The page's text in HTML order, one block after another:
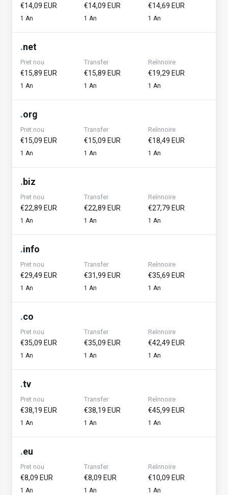
€14,09 EUR
1 An
€14,09 EUR
1 An
€14,69 EUR
1 An
.net
Pret nou
€15,89 EUR
1 An
Transfer
€15,89 EUR
1 An
Reînnoire
€19,29 EUR
1 An
.org
Pret nou
€15,09 EUR
1 An
Transfer
€15,09 EUR
1 An
Reînnoire
€18,49 EUR
1 An
.biz
Pret nou
€22,89 EUR
1 An
Transfer
€22,89 EUR
1 An
Reînnoire
€27,79 EUR
1 An
.info
Pret nou
€29,49 EUR
1 An
Transfer
€31,99 EUR
1 An
Reînnoire
€35,69 EUR
1 An
.co
Pret nou
€35,09 EUR
1 An
Transfer
€35,09 EUR
1 An
Reînnoire
€42,49 EUR
1 An
.tv
Pret nou
€38,19 EUR
1 An
Transfer
€38,19 EUR
1 An
Reînnoire
€45,99 EUR
1 An
.eu
Pret nou
€8,09 EUR
1 An
Transfer
€8,09 EUR
1 An
Reînnoire
€10,09 EUR
1 An